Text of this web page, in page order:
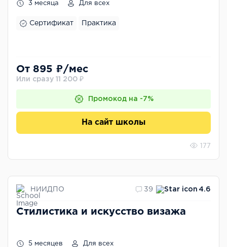
3 месяца Для всех
Сертификат Практика
От 895 ₽/мес
Или сразу 11 200 ₽
Промокод на -7%
На сайт школы
177
НИИДПО 39 4.6
Стилистика и искусство визажа
5 месяцев Для всех